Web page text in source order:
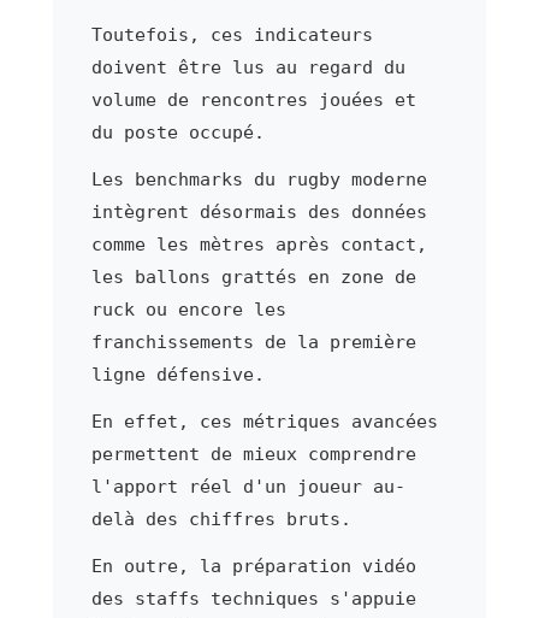
Toutefois, ces indicateurs
doivent être lus au regard du
volume de rencontres jouées et
du poste occupé.
Les benchmarks du rugby moderne
intègrent désormais des données
comme les mètres après contact,
les ballons grattés en zone de
ruck ou encore les
franchissements de la première
ligne défensive.
En effet, ces métriques avancées
permettent de mieux comprendre
l'apport réel d'un joueur au-
delà des chiffres bruts.
En outre, la préparation vidéo
des staffs techniques s'appuie